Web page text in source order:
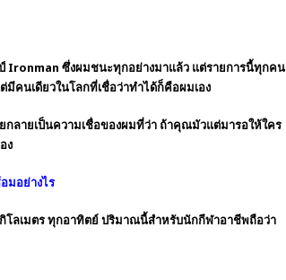
Ironman ซึ่งผมชนะทุกอย่างมาแล้ว แต่รายการนี้ทุกคน
คนเดียวในโลกที่เชื่อว่าทำได้ก็คือผมเอง
กลายเป็นความเชื่อของผมที่ว่า ถ้าคุณมัวแต่มารอให้ใคร
ง
มอย่างไร
โลเมตร ทุกอาทิตย์ ปริมาณนี้สำหรับนักกีฬาอาชีพถือว่า